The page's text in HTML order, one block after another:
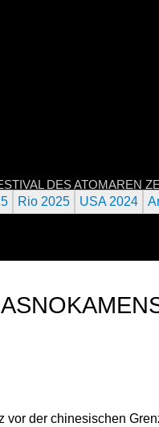
DES ATOMAREN
vor der chinesischen
Rio 2025 USA 2024